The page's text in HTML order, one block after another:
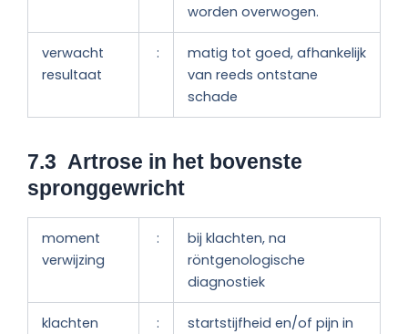
worden overwogen.
verwacht
resultaat
:
matig tot goed, afhankelijk
van reeds ontstane
schade
7.3 Artrose in het bovenste
spronggewricht
moment
verwijzing
:
bij klachten, na
röntgenologische
diagnostiek
klachten :
startstijfheid en/of pijn in